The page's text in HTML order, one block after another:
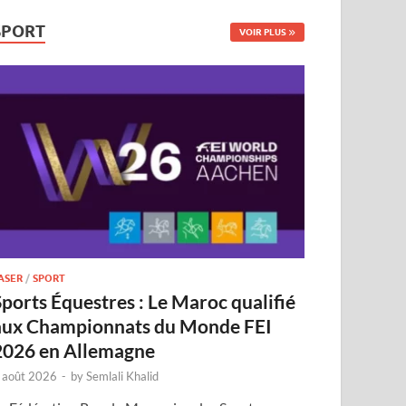
VOIR PLUS
/SPORT
Équestres : Le Maroc qualifié
Championnats du Monde FEI
en Allemagne
2026 - bySemlali Khalid